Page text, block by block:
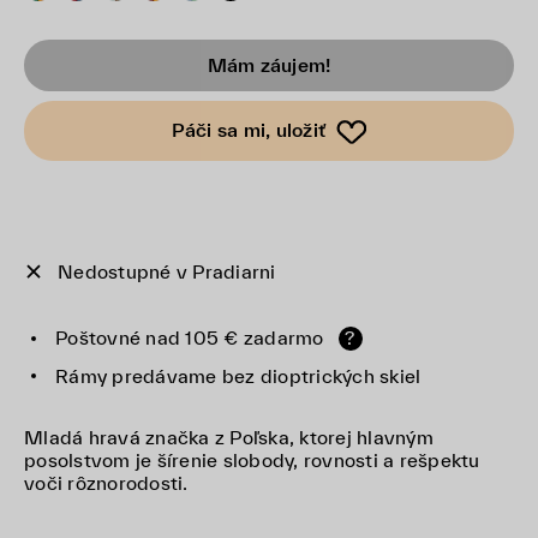
Mám záujem!
Páči sa mi, uložiť
Nedostupné v Pradiarni
Poštovné nad 105 € zadarmo
?
Rámy predávame bez dioptrických skiel
Mladá hravá značka z Poľska, ktorej hlavným
posolstvom je šírenie slobody, rovnosti a rešpektu
voči rôznorodosti.